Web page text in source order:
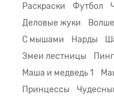
Раскраски Футбол
Деловые жуки
С мышами
Нарды
Змеи лестницы
Маша и медведь 1
Принцессы